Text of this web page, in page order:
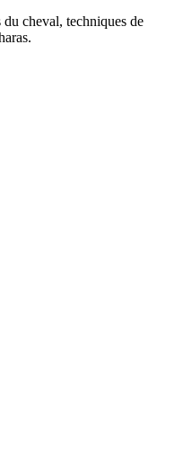
cheval, techniques de